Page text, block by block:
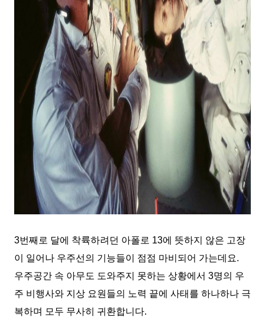
3번째로 달에 착륙하려던 아폴로 13에 뜻하지 않은 고장
이 일어나 우주선의 기능들이 점점 마비되어 가는데요.
우주공간 속 아무도 도와주지 못하는 상황에서 3명의 우
주 비행사와 지상 요원들의 노력 끝에 사태를 하나하나 극
복하며 모두 무사히 귀환합니다.